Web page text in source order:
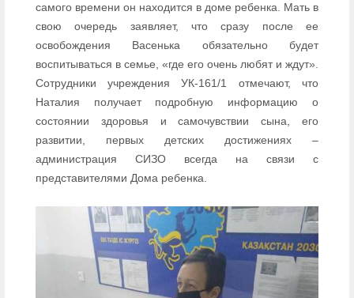
самого времени он находится в доме ребенка. Мать в
свою очередь заявляет, что сразу после ее
освобождения Васенька обязательно будет
воспитываться в семье, «где его очень любят и ждут».
Сотрудники учреждения УК-161/1 отмечают, что
Наталия получает подробную информацию о
состоянии здоровья и самочувствии сына, его
развитии, первых детских достижениях –
администрация СИЗО всегда на связи с
представителями Дома ребенка.